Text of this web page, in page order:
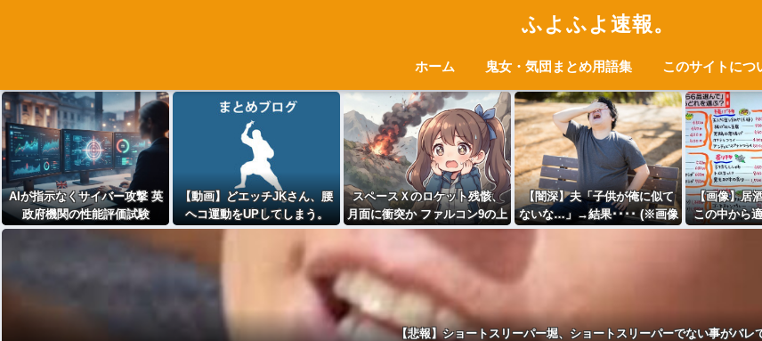
ふよふよ速報。
ホーム 鬼女・気団まとめ用語集 このサイトにつ
AIが指示なくサイバー攻撃 英
政府機関の性能評価試験
【動画】どエッチJKさん、腰
ヘコ運動をUPしてしまう。
スペースＸのロケット残骸、
月面に衝突か ファルコン9の上
段
【闇深】夫「子供が俺に似て
ないな…」→結果････ (※画像
あり)
【画像】居
この中から
でおい
【悲報】ショートスリーパー堀、ショートスリーパーでない事がバレ